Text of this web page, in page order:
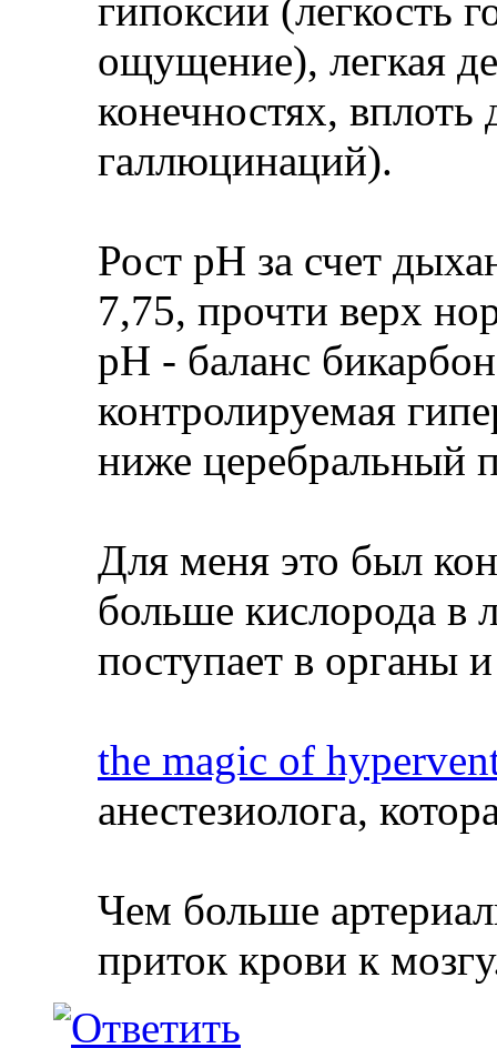
гипоксии (легкость
ощущение), легкая
конечностях, вплоть
галлюцинаций).
Рост pH за счет
7,75, прочти верх
pH - баланс
контролируемая
ниже церебральный
Для меня это был
больше кислорода в
поступает в органы
the magic of
анестезиолога,
Чем больше
приток крови к